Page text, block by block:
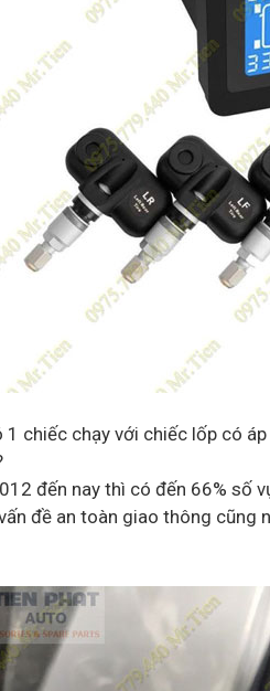
chiếc chạy với chiếc lốp có
đến nay thì có đến 66% số
đề an toàn giao thông